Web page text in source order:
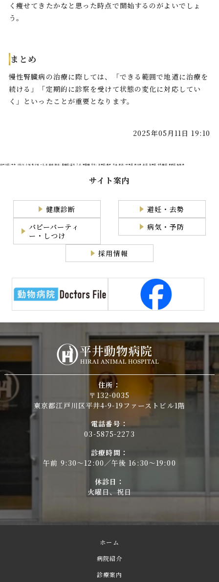
く痩せてきたかなと思った時点で開始するのがよいでしょ
う。
まとめ
慢性腎臓病の治療に際しては、「できる範囲で地道に治療を
続ける」「定期的に診察を受けて状態の変化に対応してい
く」といったことが重要となります。
2025年05月11日 19:10
江戸川区(平井 小松川 小岩 新小岩 一之江 篠崎 瑞江) 墨田区(立花 八広 東墨田 文花) 江東区(亀戸 大島 豊洲) 中央区 市川市 港区 台東区 千代田区 葛飾区 船橋市
サイト案内
健康診断
避妊・去勢
パピーパーティ
ー・しつけ
病気・予防
採用情報
住所：
〒132-0035
東京都江戸川区平井4-9-19ファーストビル1階
電話番号：
03-5875-2273
診療時間：
午前 9:30～12:00／午後 16:30～19:00
休診日：
火曜日、祝日
ホーム
病院紹介
診療案内